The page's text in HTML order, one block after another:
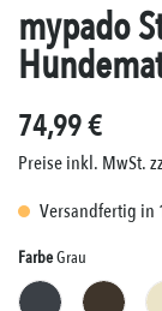
mypado
74,99 €
Preise inkl. MwSt.
Versandfertig in
FarbeAuswählen
Grau